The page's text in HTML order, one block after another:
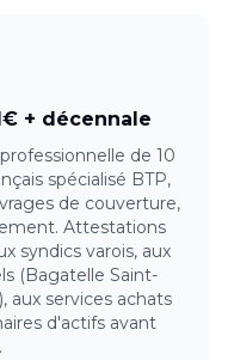
+ décennale
de 10
spécialisé BTP,
de couverture,
Attestations
syndics varois, aux
(Bagatelle Saint-
aux services achats
d'actifs avant